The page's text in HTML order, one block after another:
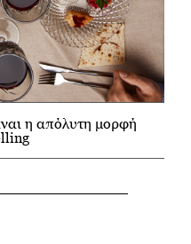
η απόλυτη μορφή